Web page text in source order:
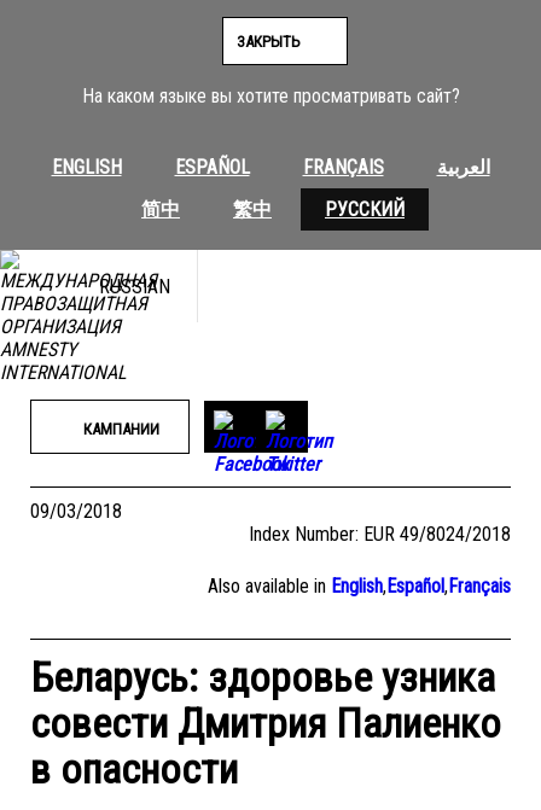
На каком языке вы хотите просматривать сайт?
ENGLISH ESPAÑOL FRANÇAIS
العربية
简中
繁中 РУССКИЙ
ЗАКРЫТЬ
RUSSIAN
КАМПАНИИ
09/03/2018
Index Number: EUR 49/8024/2018
Also available in English,Español,Français
Беларусь: здоровье узника
совести Дмитрия Палиенко
в опасности